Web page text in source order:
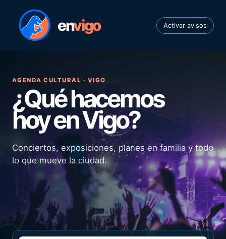
envigo Activar avisos
AGENDA CULTURAL · VIGO
¿Qué hacemos
hoy en Vigo?
Conciertos, exposiciones, planes en familia y todo
lo que mueve la ciudad.